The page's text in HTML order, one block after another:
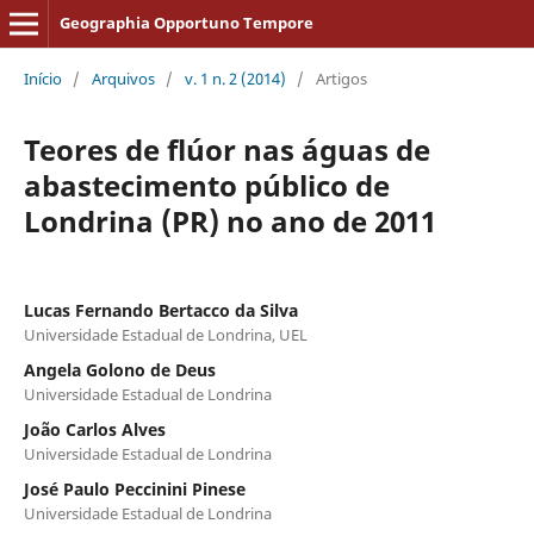
Geographia Opportuno Tempore
Início / Arquivos / v. 1 n. 2 (2014) / Artigos
Teores de flúor nas águas de
abastecimento público de
Londrina (PR) no ano de 2011
Lucas Fernando Bertacco da Silva
Universidade Estadual de Londrina, UEL
Angela Golono de Deus
Universidade Estadual de Londrina
João Carlos Alves
Universidade Estadual de Londrina
José Paulo Peccinini Pinese
Universidade Estadual de Londrina